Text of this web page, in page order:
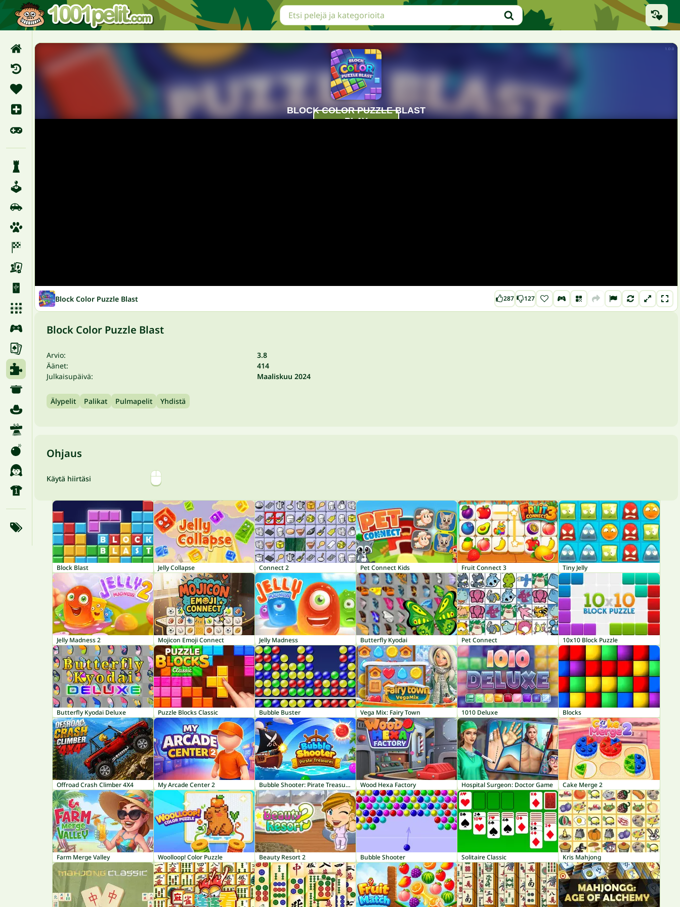
Block Color Puzzle Blast 287 127
Block Color Puzzle Blast
Arvio:
3.8
Äänet:
414
Julkaisupäivä:
Maaliskuu 2024
Älypelit Palikat Pulmapelit Yhdistä
Ohjaus
Käytä hiirtäsi
Block Blast Jelly Collapse Connect 2 Pet Connect Kids Fruit Connect 3 Tiny Jelly
Jelly Madness 2 Mojicon Emoji Connect Jelly Madness Butterfly Kyodai Pet Connect 10x10 Block Puzzle
Butterfly Kyodai Deluxe Puzzle Blocks Classic Bubble Buster Vega Mix: Fairy Town 1010 Deluxe Blocks
Offroad Crash Climber 4X4 My Arcade Center 2 Bubble Shooter: Pirate Treasures Wood Hexa Factory Hospital Surgeon: Doctor Game Cake Merge 2
Farm Merge Valley Woolloop! Color Puzzle Beauty Resort 2 Bubble Shooter Solitaire Classic Kris Mahjong